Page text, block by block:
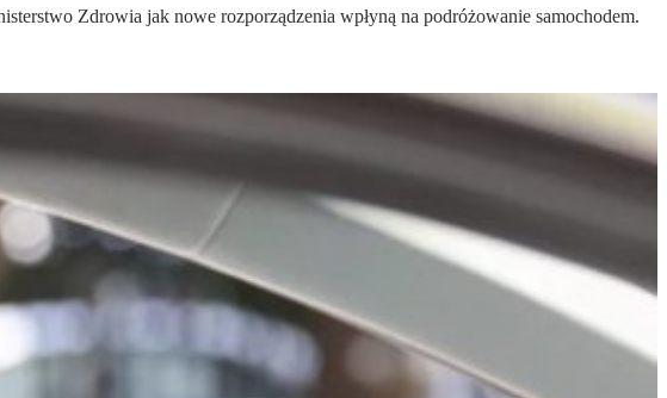
Zdrowia jak nowe rozporządzenia wpłyną na podróżowanie samochodem.